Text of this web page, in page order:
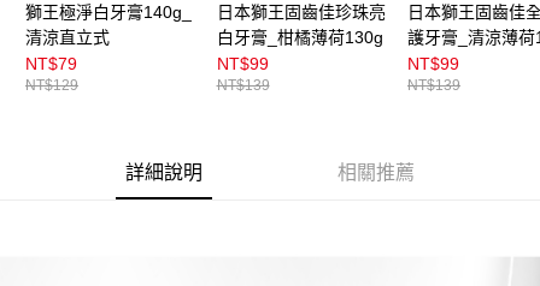
每筆NT$300，滿NT$3,000(含以上)免運費
付款後門市自取
每筆NT$100，滿NT$399(含以上)免運費
獅王極淨白牙膏140g_
清涼直立式
NT$79
NT$129
日本獅王固齒佳珍珠亮
白牙膏_柑橘薄荷130g
NT$99
NT$139
日本獅王固齒佳
護牙膏_清涼薄荷
NT$99
NT$139
詳細說明 相關推薦